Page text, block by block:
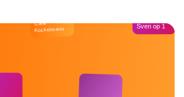
Café
Kockelmann Sven op 1